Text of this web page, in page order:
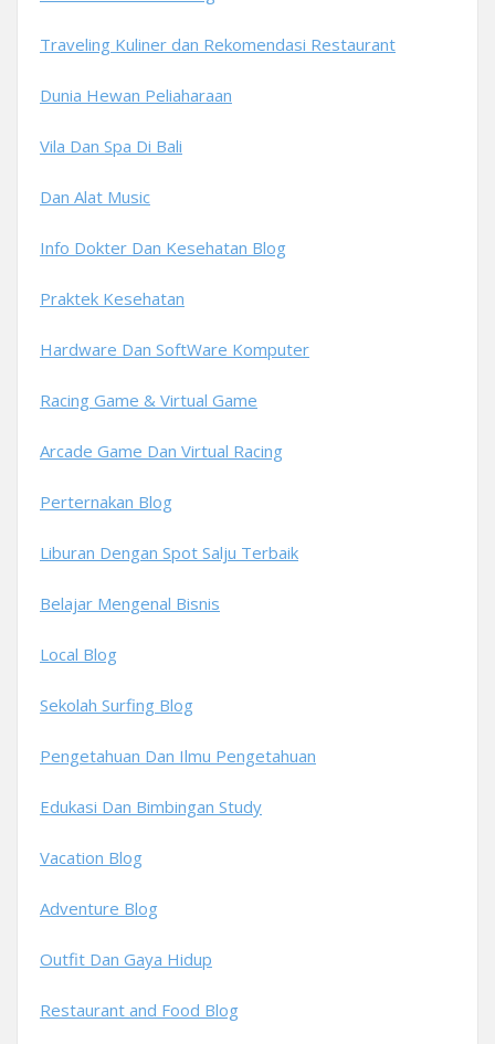
Traveling Kuliner dan Rekomendasi Restaurant
Dunia Hewan Peliaharaan
Vila Dan Spa Di Bali
Dan Alat Music
Info Dokter Dan Kesehatan Blog
Praktek Kesehatan
Hardware Dan SoftWare Komputer
Racing Game & Virtual Game
Arcade Game Dan Virtual Racing
Perternakan Blog
Liburan Dengan Spot Salju Terbaik
Belajar Mengenal Bisnis
Local Blog
Sekolah Surfing Blog
Pengetahuan Dan Ilmu Pengetahuan
Edukasi Dan Bimbingan Study
Vacation Blog
Adventure Blog
Outfit Dan Gaya Hidup
Restaurant and Food Blog